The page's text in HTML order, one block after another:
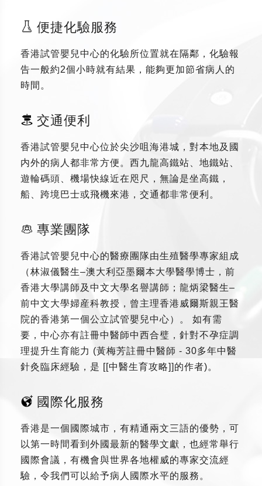
便捷化驗服務
香港試管嬰兒中心的化驗所位置就在隔鄰，化驗報
告一般約2個小時就有結果，能夠更加節省病人的
時間。
交通便利
香港試管嬰兒中心位於尖沙咀海港城，對本地及國
内外的病人都非常方便。西九龍高鐵站、地鐵站、
遊輪碼頭、機場快線近在咫尺，無論是坐高鐵，
船、跨境巴士或飛機來港，交通都非常便利。
專業團隊
香港試管嬰兒中心的醫療團隊由生殖醫學專家組成
（林淑儀醫生–澳大利亞墨爾本大學醫學博士，前
香港大學講師及中文大學名譽講師；龍炳梁醫生–
前中文大學婦産科教授，曾主理香港威爾斯親王醫
院的香港第一個公立試管嬰兒中心）。 如有需
要，中心亦有註冊中醫師中西合璧，針對不孕症調
理提升生育能力 (黃梅芳註冊中醫師 - 30多年中醫
針灸臨床經驗，是 [[中醫生育攻略]]的作者)。
國際化服務
香港是一個國際城市，有精通兩文三語的優勢，可
以第一時間看到外國最新的醫學文獻，也經常舉行
國際會議，有機會與世界各地權威的專家交流經
驗，令我們可以給予病人國際水平的服務。